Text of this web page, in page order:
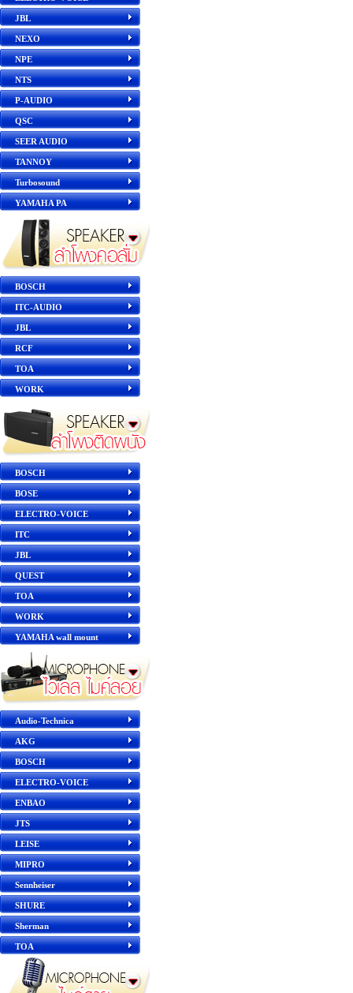
JBL
NEXO
NPE
NTS
P-AUDIO
QSC
SEER AUDIO
TANNOY
Turbosound
YAMAHA PA
BOSCH
ITC-AUDIO
JBL
RCF
TOA
WORK
BOSCH
BOSE
ELECTRO-VOICE
ITC
JBL
QUEST
TOA
WORK
YAMAHA wall mount
Audio-Technica
AKG
BOSCH
ELECTRO-VOICE
ENBAO
JTS
LEISE
MIPRO
Sennheiser
SHURE
Sherman
TOA